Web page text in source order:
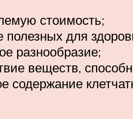
стоимость;
полезных для
разнообразие;
веществ,
содержание